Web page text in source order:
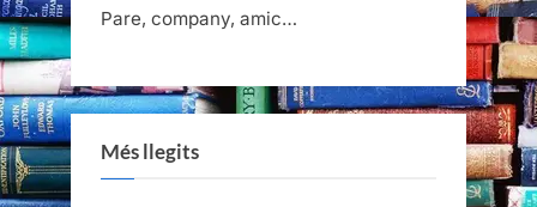
Pare, company, amic…
Més llegits